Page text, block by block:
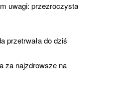
uwagi: przezroczysta
przetrwała do dziś
za najzdrowsze na